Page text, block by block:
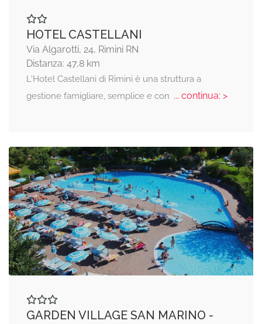
HOTEL CASTELLANI
Via Algarotti, 24, Rimini RN
Distanza: 47,8 km
L'Hotel Castellani di Rimini è una struttura a
gestione famigliare, semplice e con ... continua: >
GARDEN VILLAGE SAN MARINO -